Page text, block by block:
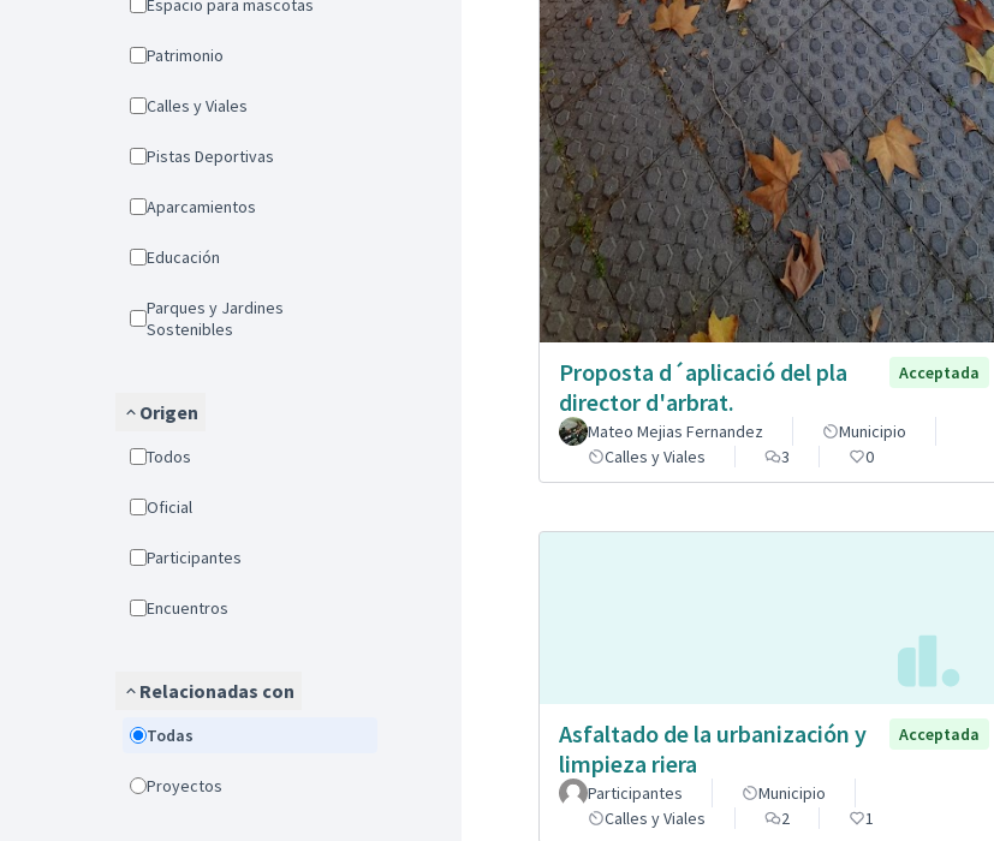
Espacio para mascotas
Patrimonio
Calles y Viales
Pistas Deportivas
Aparcamientos
Educación
Parques y Jardines
Sostenibles
Origen
Todos
Oficial
Participantes
Encuentros
Relacionadas con
Todas
Proyectos
Proposta d´aplicació del pla
director d'arbrat.
Acceptada
Mateo Mejias Fernandez
Municipio
Calles y Viales
3 0
Asfaltado de la urbanización y
limpieza riera
Acceptada
Participantes
Municipio
Calles y Viales
2 1